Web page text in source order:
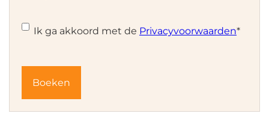
Instemming
Ik ga akkoord met de Privacyvoorwaarden*